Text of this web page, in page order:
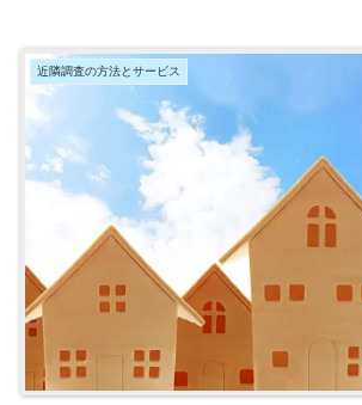
近隣調査の方法とサービス